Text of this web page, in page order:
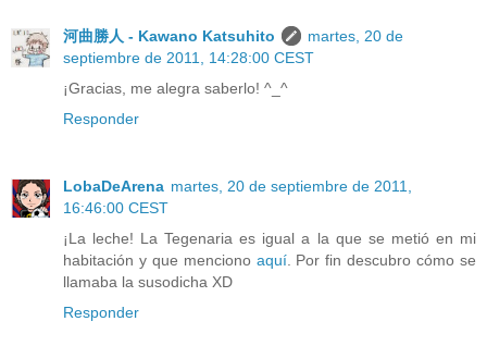
河曲勝人 - Kawano Katsuhito
martes, 20 de
septiembre de 2011, 14:28:00 CEST
¡Gracias, me alegra saberlo! ^_^
Responder
LobaDeArena martes, 20 de septiembre de 2011,
16:46:00 CEST
¡La leche! La Tegenaria es igual a la que se metió en mi
habitación y que menciono aquí. Por fin descubro cómo se
llamaba la susodicha XD
Responder